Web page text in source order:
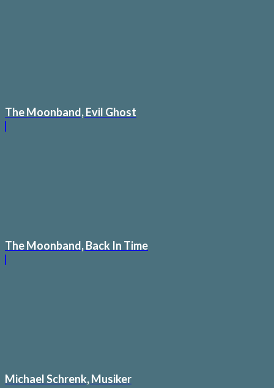
The Moonband, Evil Ghost
The Moonband, Back In Time
Michael Schrenk, Musiker